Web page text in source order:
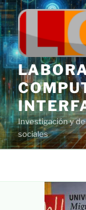
Saltar
al
contenido
Investigación y
sociales